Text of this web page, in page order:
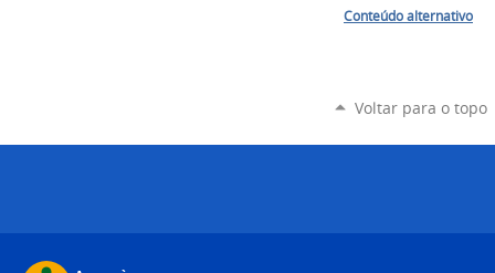
Conteúdo alternativo
Voltar para o topo